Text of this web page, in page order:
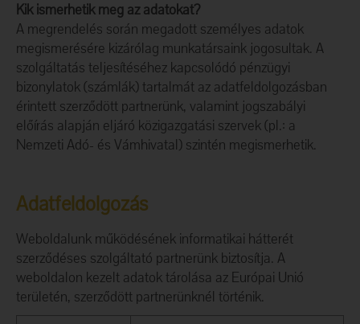
Kik ismerhetik meg az adatokat?
A megrendelés során megadott személyes adatok
megismerésére kizárólag munkatársaink jogosultak. A
szolgáltatás teljesítéséhez kapcsolódó pénzügyi
bizonylatok (számlák) tartalmát az adatfeldolgozásban
érintett szerződött partnerünk, valamint jogszabályi
előírás alapján eljáró közigazgatási szervek (pl.: a
Nemzeti Adó- és Vámhivatal) szintén megismerhetik.
Adatfeldolgozás
Weboldalunk működésének informatikai hátterét
szerződéses szolgáltató partnerünk biztosítja. A
weboldalon kezelt adatok tárolása az Európai Unió
területén, szerződött partnerünknél történik.